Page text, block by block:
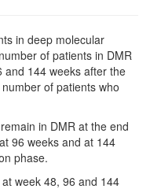
in deep molecular
of patients in DMR
and 144 weeks after the
of patients who
in DMR at the end
96 weeks and at 144
phase.
week 48, 96 and 144